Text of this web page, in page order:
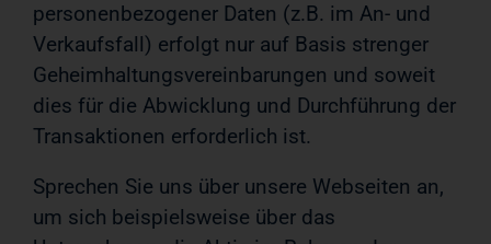
personenbezogener Daten (z.B. im An- und
Verkaufsfall) erfolgt nur auf Basis strenger
Geheimhaltungsvereinbarungen und soweit
dies für die Abwicklung und Durchführung der
Transaktionen erforderlich ist.
Sprechen Sie uns über unsere Webseiten an,
um sich beispielsweise über das